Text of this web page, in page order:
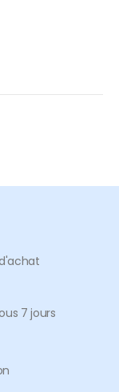
7 jours